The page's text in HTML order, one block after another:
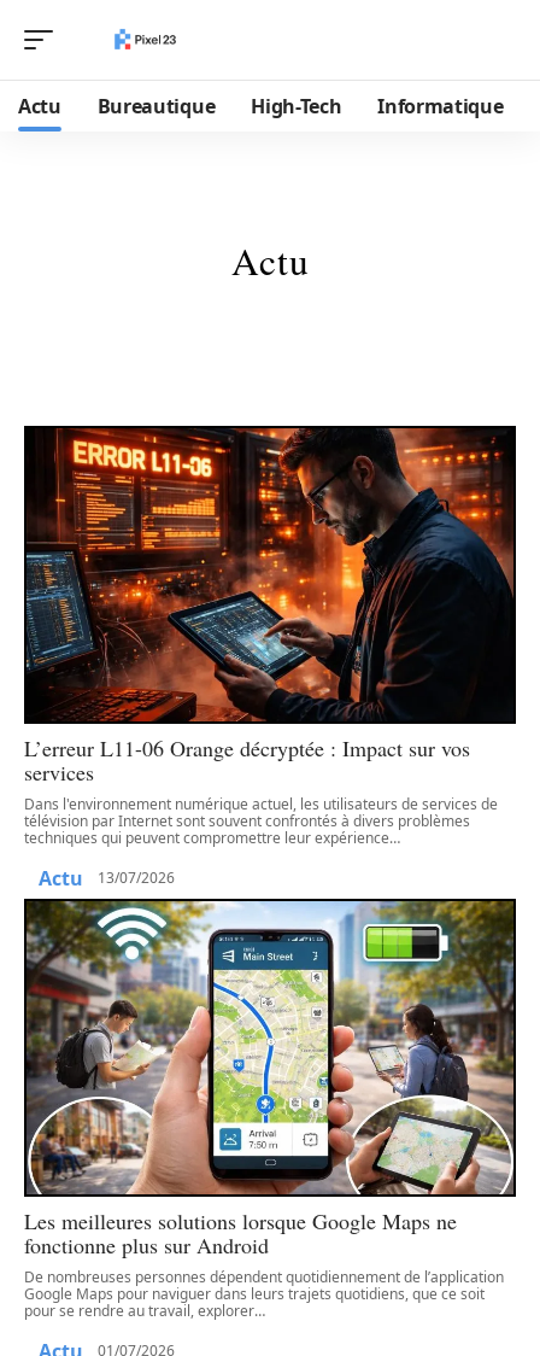
Actu Bureautique High-Tech Informatique
Actu
L’erreur L11-06 Orange décryptée : Impact sur vos
services
Dans l'environnement numérique actuel, les utilisateurs de services de
télévision par Internet sont souvent confrontés à divers problèmes
techniques qui peuvent compromettre leur expérience…
Actu 13/07/2026
Les meilleures solutions lorsque Google Maps ne
fonctionne plus sur Android
De nombreuses personnes dépendent quotidiennement de l’application
Google Maps pour naviguer dans leurs trajets quotidiens, que ce soit
pour se rendre au travail, explorer…
Actu 01/07/2026